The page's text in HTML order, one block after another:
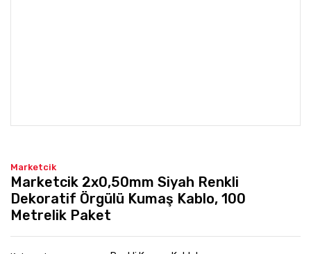
Marketcik
Marketcik 2x0,50mm Siyah Renkli
Dekoratif Örgülü Kumaş Kablo, 100
Metrelik Paket